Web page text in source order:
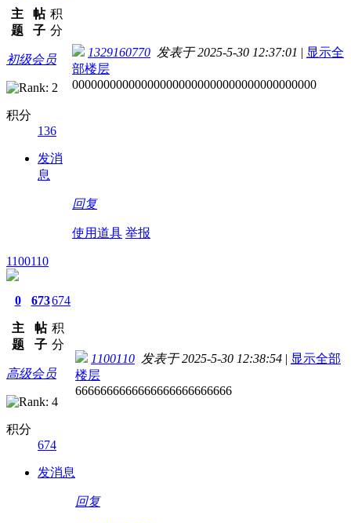
主
题
帖
子
积
分
初级会员
积分
136
发消
息
1329160770 发表于 2025-5-30 12:37:01 | 显示全
部楼层
000000000000000000000000000000000000000
回复
使用道具 举报
1100110
0
主
题
673
帖
子
674
积
分
高级会员
积分
674
发消息
1100110 发表于 2025-5-30 12:38:54 | 显示全部
楼层
6666666666666666666666666
回复